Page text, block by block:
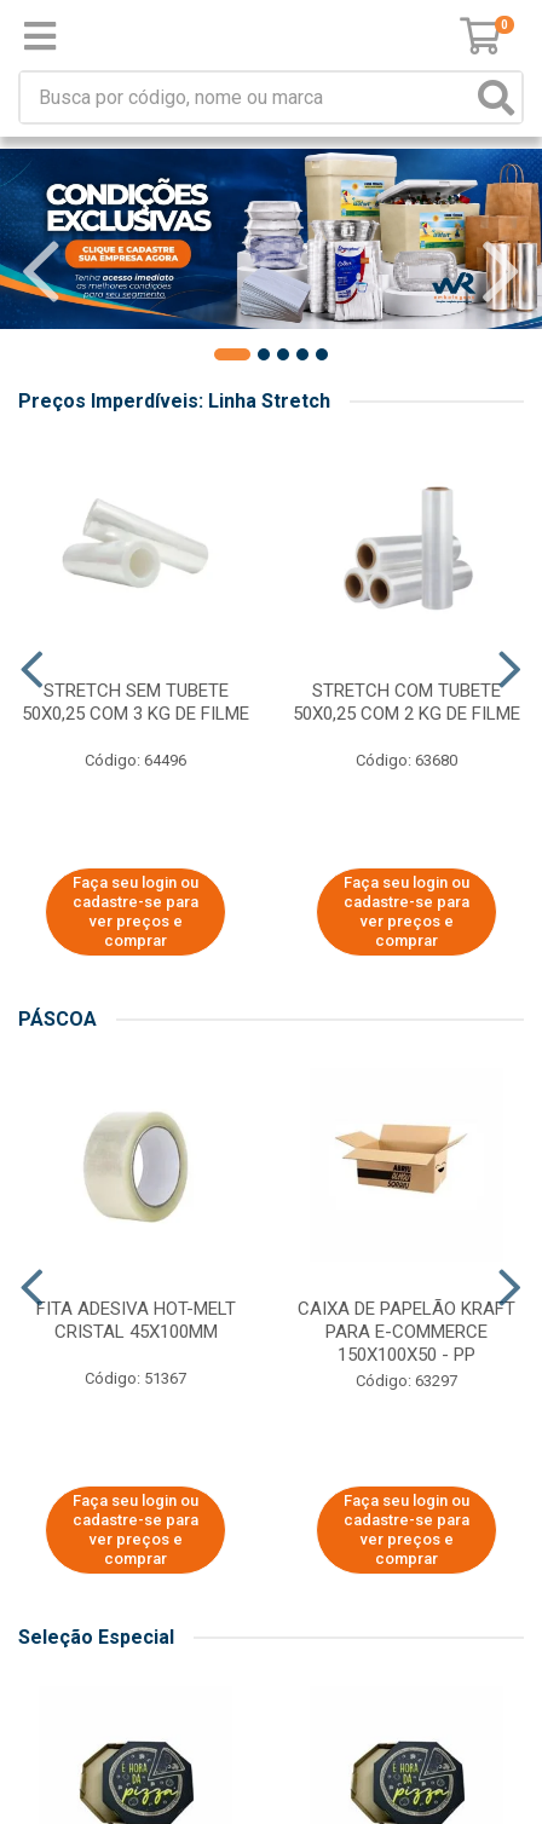
0
Preços Imperdíveis: Linha Stretch
STRETCH SEM TUBETE
50X0,25 COM 3 KG DE FILME
Código: 64496
Faça seu login ou
cadastre-se para
ver preços e
comprar
STRETCH COM TUBETE
50X0,25 COM 2 KG DE FILME
Código: 63680
Faça seu login ou
cadastre-se para
ver preços e
comprar
PÁSCOA
FITA ADESIVA HOT-MELT
CRISTAL 45X100MM
Código: 51367
Faça seu login ou
cadastre-se para
ver preços e
comprar
CAIXA DE PAPELÃO KRAFT
PARA E-COMMERCE
150X100X50 - PP
Código: 63297
Faça seu login ou
cadastre-se para
ver preços e
comprar
Seleção Especial